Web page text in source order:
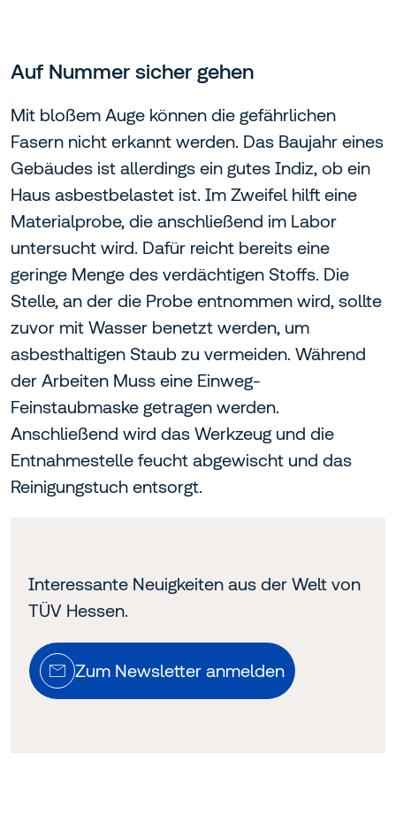
Auf Nummer sicher gehen
Mit bloßem Auge können die gefährlichen
Fasern nicht erkannt werden. Das Baujahr eines
Gebäudes ist allerdings ein gutes Indiz, ob ein
Haus asbestbelastet ist. Im Zweifel hilft eine
Materialprobe, die anschließend im Labor
untersucht wird. Dafür reicht bereits eine
geringe Menge des verdächtigen Stoffs. Die
Stelle, an der die Probe entnommen wird, sollte
zuvor mit Wasser benetzt werden, um
asbesthaltigen Staub zu vermeiden. Während
der Arbeiten Muss eine Einweg-
Feinstaubmaske getragen werden.
Anschließend wird das Werkzeug und die
Entnahmestelle feucht abgewischt und das
Reinigungstuch entsorgt.
Interessante Neuigkeiten aus der Welt von
TÜV Hessen.
Zum Newsletter anmelden